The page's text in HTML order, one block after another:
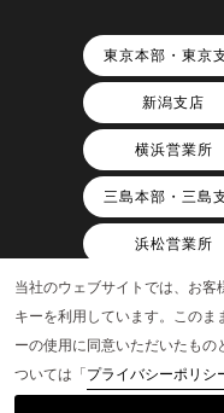
東京本部・東京
新潟支店
横浜営業所
三島本部・三島
浜松営業所
関西支店
当社のウェブサイトでは、お客
キーを利用しています。この
ーの使用に同意いただいたも
ついては「 プライバシーポリシ